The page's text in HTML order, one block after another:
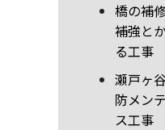
橋の補
補強と
る工事
瀬戸ヶ
防メン
ス工事